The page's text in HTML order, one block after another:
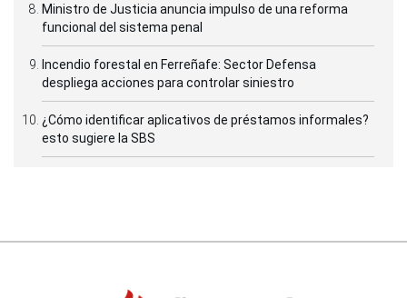
Ministro de Justicia anuncia impulso de una reforma
funcional del sistema penal
Incendio forestal en Ferreñafe: Sector Defensa
despliega acciones para controlar siniestro
¿Cómo identificar aplicativos de préstamos informales?
esto sugiere la SBS